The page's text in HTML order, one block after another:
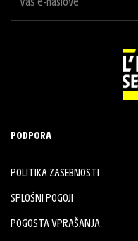
PODPORA
POLITIKA ZASEBNOSTI
SPLOŠNI POGOJI
POGOSTA VPRAŠANJA